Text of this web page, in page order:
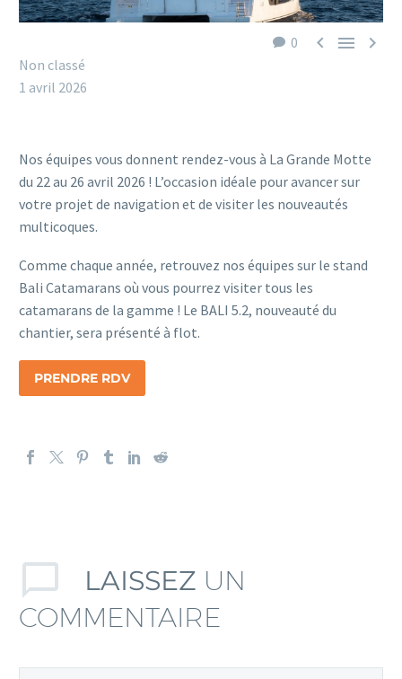
0   
Non classé
1 avril 2026
Nos équipes vous donnent rendez-vous à La Grande Motte
du 22 au 26 avril 2026 ! L’occasion idéale pour avancer sur
votre projet de navigation et de visiter les nouveautés
multicoques.
Comme chaque année, retrouvez nos équipes sur le stand
Bali Catamarans où vous pourrez visiter tous les
catamarans de la gamme ! Le BALI 5.2, nouveauté du
chantier, sera présenté à flot.
PRENDRE RDV
LAISSEZ UN
COMMENTAIRE